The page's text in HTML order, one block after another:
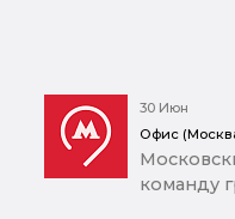
30 Июн
Офис
команду